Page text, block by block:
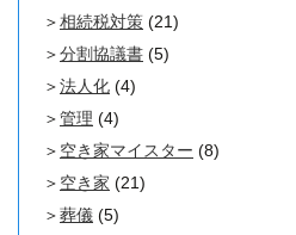
相続税対策 (21)
分割協議書 (5)
法人化 (4)
管理 (4)
空き家マイスター (8)
空き家 (21)
葬儀 (5)